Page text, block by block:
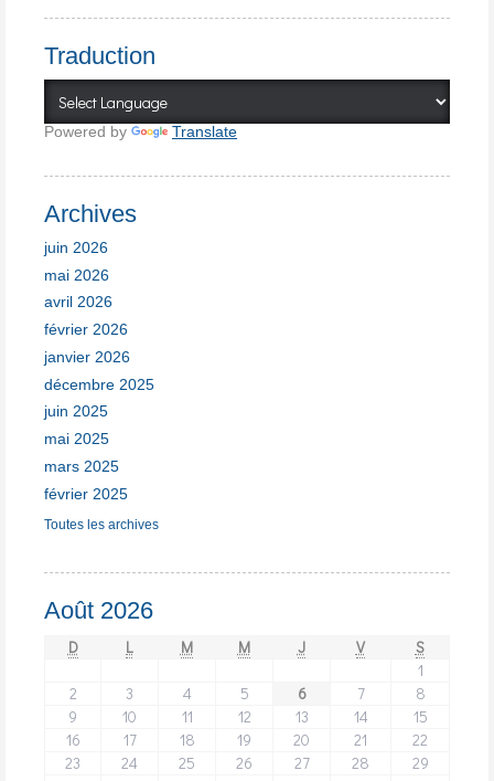
Traduction
Powered by Translate
Archives
juin 2026
mai 2026
avril 2026
février 2026
janvier 2026
décembre 2025
juin 2025
mai 2025
mars 2025
février 2025
Toutes les archives
Août 2026
D L M M J V
S
1
2
3 4 5 6 7
8
9
10 11 12 13 14
15
16
17 18 19 20 21
22
23
24 25 26 27 28
29